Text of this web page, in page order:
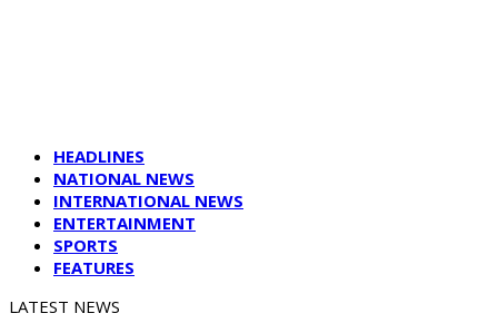
HEADLINES
NATIONAL NEWS
INTERNATIONAL NEWS
ENTERTAINMENT
SPORTS
FEATURES
LATEST NEWS